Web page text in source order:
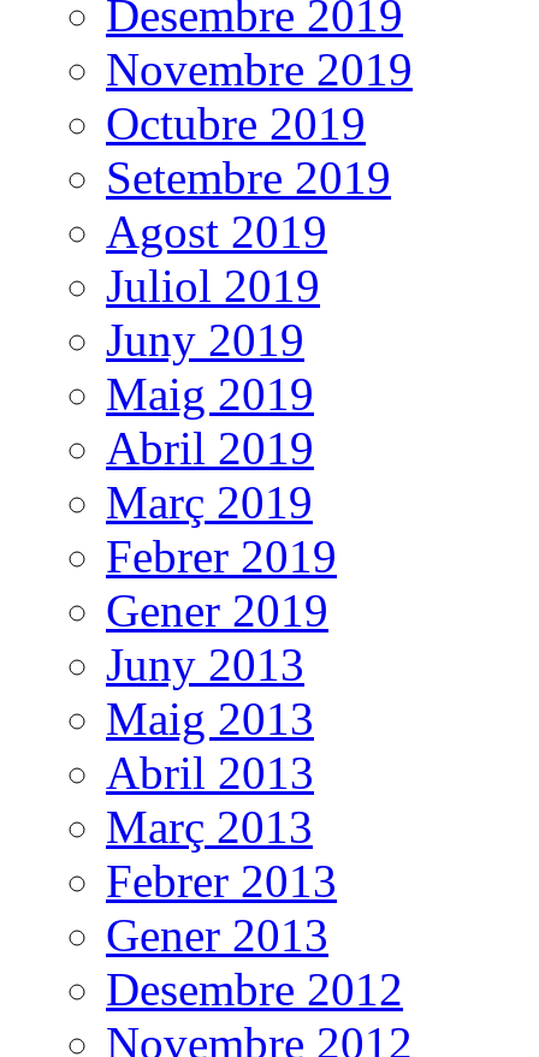
Desembre 2019
Novembre 2019
Octubre 2019
Setembre 2019
Agost 2019
Juliol 2019
Juny 2019
Maig 2019
Abril 2019
Març 2019
Febrer 2019
Gener 2019
Juny 2013
Maig 2013
Abril 2013
Març 2013
Febrer 2013
Gener 2013
Desembre 2012
Novembre 2012